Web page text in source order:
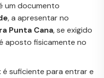
um documento
, a apresentar no
Punta Cana, se exigido
aposto fisicamente no
é suficiente para entrar e